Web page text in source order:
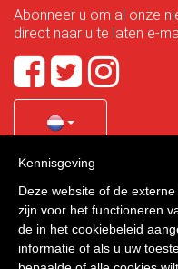
Abonneer u om al onze
direct naar u te laten e-
Quality Homes Costa
La Manga Holiday
no. B-30750053 and
Manga Club, Cartagena,
Kennisgeving
Deze website of de
zijn voor het functioneren
de in het cookiebeleid
informatie of als u uw